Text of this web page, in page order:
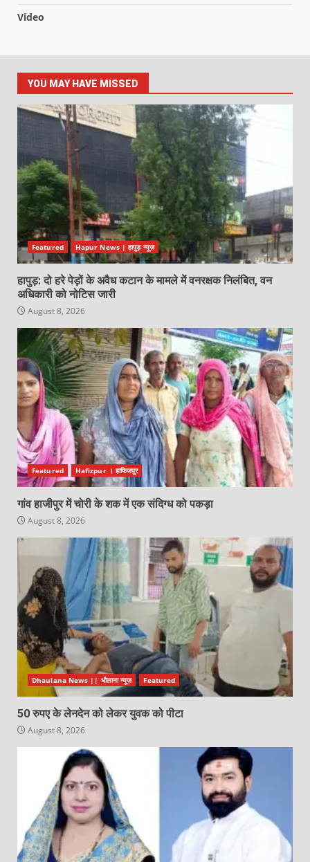
Video
YOU MAY HAVE MISSED
Featured Hapur News | हापुड़ न्यूज़
हापुड़: दो हरे पेड़ों के अवैध कटान के मामले में वनरक्षक निलंबित, वन
अधिकारी को नोटिस जारी
August 8, 2026
Featured Hafizpur । हाफिजपुर
गांव हाजीपुर में चोरी के शक में एक संदिग्ध को पकड़ा
August 8, 2026
Dhaulana News || धौलाना न्यूज़ Featured
50 रुपए के लेनदेन को लेकर युवक को पीटा
August 8, 2026